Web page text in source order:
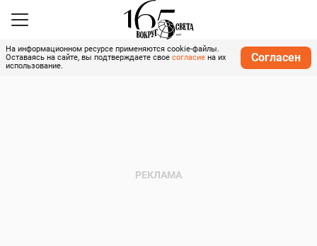
На информационном ресурсе применяются cookie-файлы.
Оставаясь на сайте, вы подтверждаете свое согласие на их
использование.
Согласен